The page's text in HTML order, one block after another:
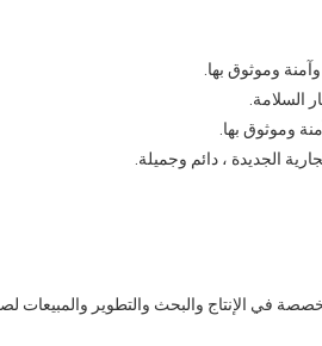
عام 2005 ، وهي متخصصة في الإنتاج والبحث والتطوير